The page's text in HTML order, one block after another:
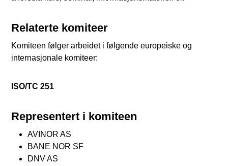
Relaterte komiteer
Komiteen følger arbeidet i følgende europeiske og
internasjonale komiteer:
ISO/TC 251
Representert i komiteen
AVINOR AS
BANE NOR SF
DNV AS